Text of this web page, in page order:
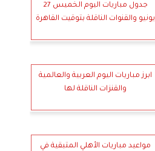
جدول مباريات اليوم الخميس 27
يونيو والقنوات الناقلة بتوقيت القاهرة
ابرز مباريات اليوم العربية والعالمية
والقنزات الناقلة لها
مواعيد مباريات الأهلي المتبقية في